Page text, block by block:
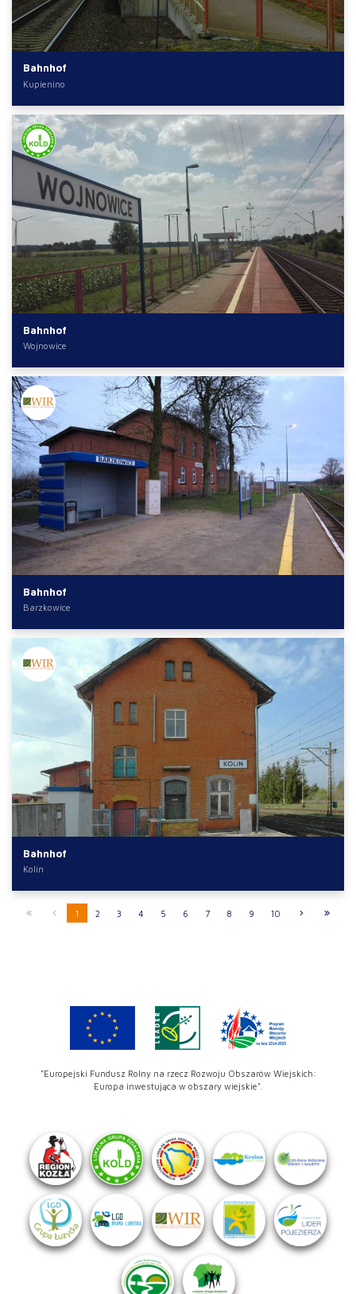
Bahnhof
Kupienino
Bahnhof
Wojnowice
Bahnhof
Barzkowice
Bahnhof
Kolin
1 2 3 4 5 6 7 8 9 10
"Europejski Fundusz Rolny na rzecz Rozwoju Obszarów Wiejskich:
Europa inwestująca w obszary wiejskie".